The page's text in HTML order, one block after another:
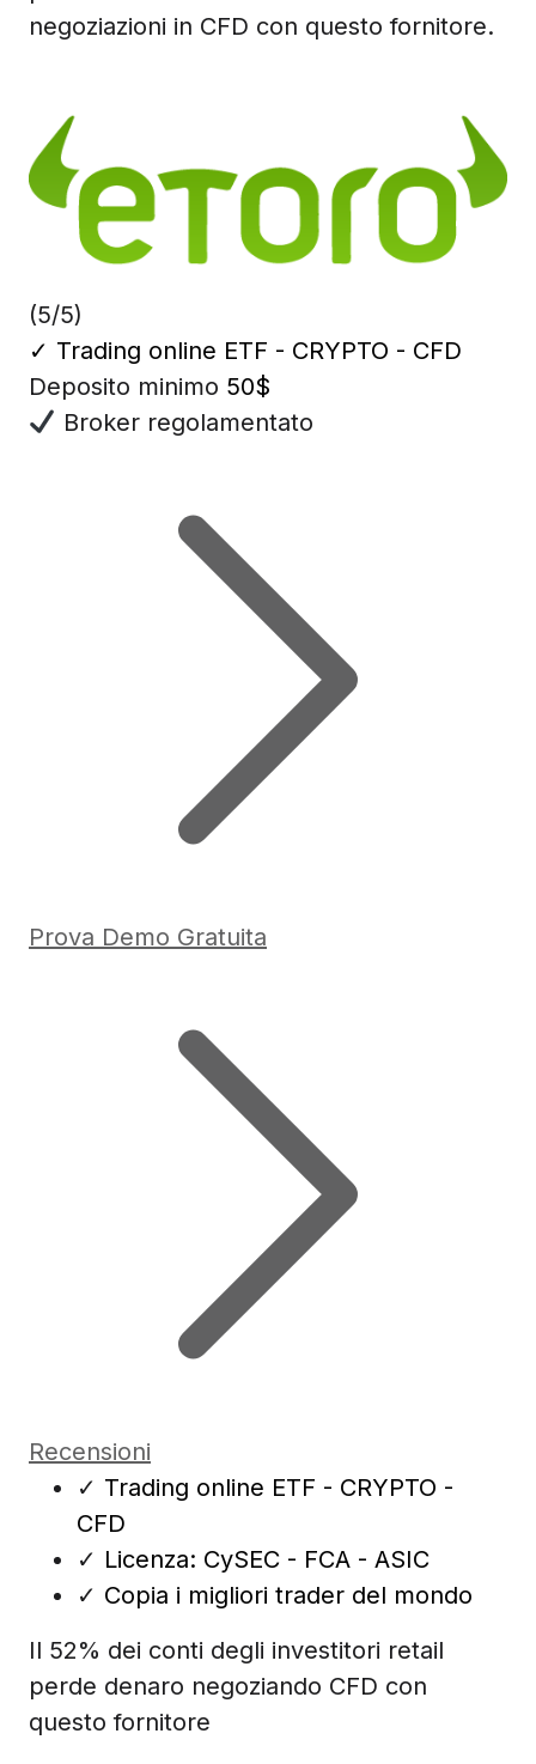
negoziazioni in CFD con questo fornitore.
(5/5)
✓ Trading online ETF - CRYPTO - CFD
Deposito minimo 50$
Broker regolamentato
Prova Demo Gratuita
Recensioni
✓ Trading online ETF - CRYPTO -
CFD
✓ Licenza: CySEC - FCA - ASIC
✓ Copia i migliori trader del mondo
Il 52% dei conti degli investitori retail
perde denaro negoziando CFD con
questo fornitore